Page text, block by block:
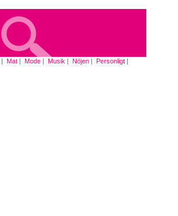
| Mat | Mode | Musik | Nöjen | Personligt |